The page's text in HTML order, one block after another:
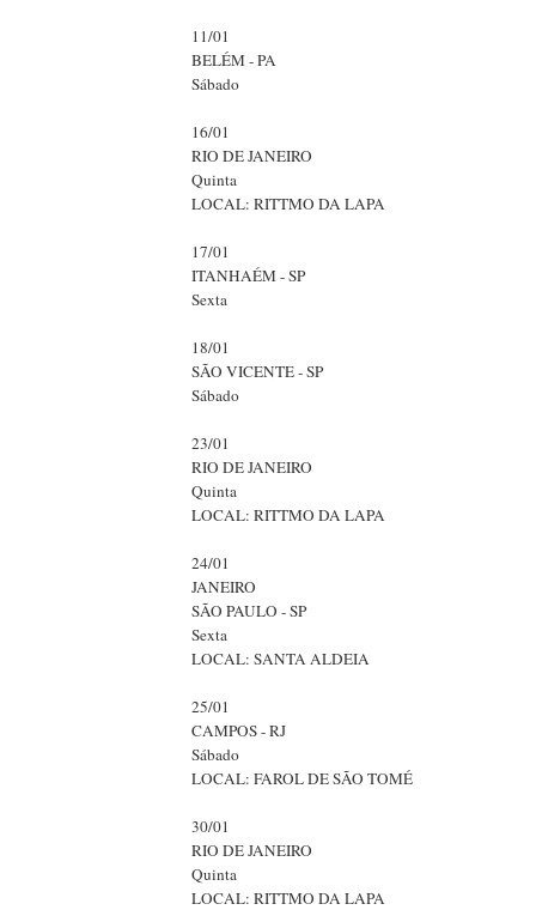
11/01
BELÉM - PA
Sábado
16/01
RIO DE JANEIRO
Quinta
LOCAL: RITTMO DA LAPA
17/01
ITANHAÉM - SP
Sexta
18/01
SÃO VICENTE - SP
Sábado
23/01
RIO DE JANEIRO
Quinta
LOCAL: RITTMO DA LAPA
24/01
JANEIRO
SÃO PAULO - SP
Sexta
LOCAL: SANTA ALDEIA
25/01
CAMPOS - RJ
Sábado
LOCAL: FAROL DE SÃO TOMÉ
30/01
RIO DE JANEIRO
Quinta
LOCAL: RITTMO DA LAPA